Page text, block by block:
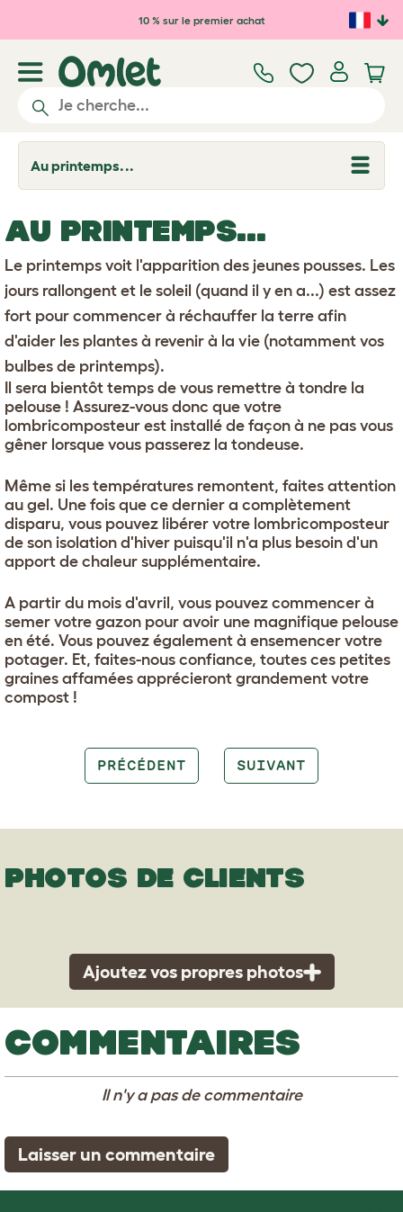
Passer au contenu principal
10 % sur le premier achat
Au printemps...
T
o
e
r
o
p
d
w
AU PRINTEMPS...
Le printemps voit l'apparition des jeunes pousses. Les
jours rallongent et le soleil (quand il y en a...) est assez
fort pour commencer à réchauffer la terre afin
d'aider les plantes à revenir à la vie (notamment vos
bulbes de printemps).
Il sera bientôt temps de vous remettre à tondre la
pelouse ! Assurez-vous donc que votre
lombricomposteur est installé de façon à ne pas vous
gêner lorsque vous passerez la tondeuse.
Même si les températures remontent, faites attention
au gel. Une fois que ce dernier a complètement
disparu, vous pouvez libérer votre lombricomposteur
de son isolation d'hiver puisqu'il n'a plus besoin d'un
apport de chaleur supplémentaire.
A partir du mois d'avril, vous pouvez commencer à
semer votre gazon pour avoir une magnifique pelouse
en été. Vous pouvez également à ensemencer votre
potager. Et, faites-nous confiance, toutes ces petites
graines affamées apprécieront grandement votre
compost !
PRÉCÉDENT SUIVANT
PHOTOS DE CLIENTS
Ajoutez vos propres photos
COMMENTAIRES
Il n'y a pas de commentaire
Laisser un commentaire